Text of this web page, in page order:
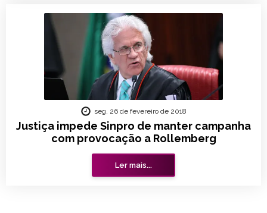
Justiça impede Sinpro de manter campanha
com provocação a Rollemberg
seg, 26 de fevereiro de 2018
Ler mais...